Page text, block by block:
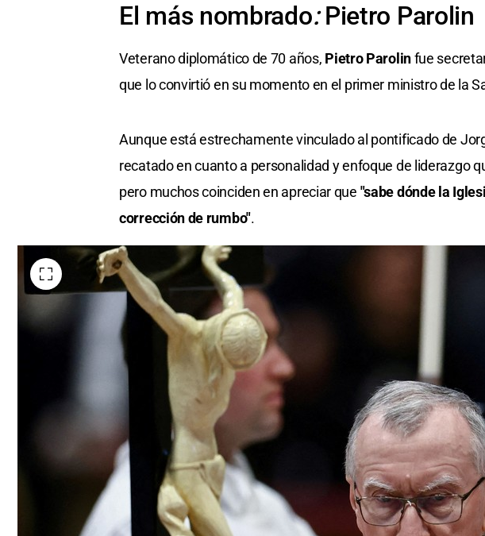
El más nombrado:Pietro Parolin
Veterano diplomático de 70 años, Pietro Parolinfue
que lo convirtió en su momento en el primer ministro de la
Aunque está estrechamente vinculado al pontificado de
recatado en cuanto a personalidad y enfoque de liderazgo
pero muchos coinciden en apreciar que "sabe dónde la
corrección de rumbo".